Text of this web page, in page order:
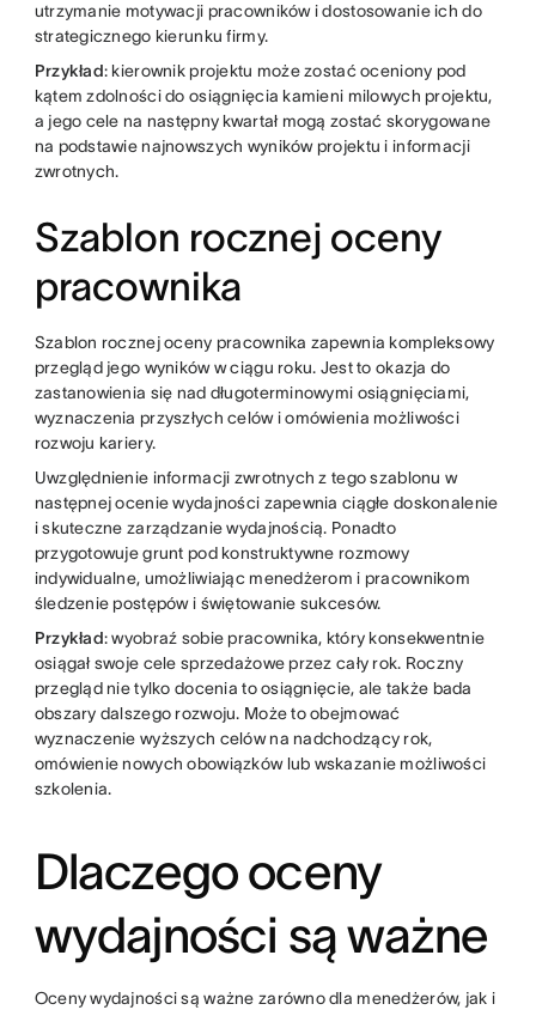
utrzymanie motywacji pracowników i dostosowanie ich do
strategicznego kierunku firmy.
Przykład: kierownik projektu może zostać oceniony pod
kątem zdolności do osiągnięcia kamieni milowych projektu,
a jego cele na następny kwartał mogą zostać skorygowane
na podstawie najnowszych wyników projektu i informacji
zwrotnych.
Szablon rocznej oceny
pracownika
Szablon rocznej oceny pracownika zapewnia kompleksowy
przegląd jego wyników w ciągu roku. Jest to okazja do
zastanowienia się nad długoterminowymi osiągnięciami,
wyznaczenia przyszłych celów i omówienia możliwości
rozwoju kariery.
Uwzględnienie informacji zwrotnych z tego szablonu w
następnej ocenie wydajności zapewnia ciągłe doskonalenie
i skuteczne zarządzanie wydajnością. Ponadto
przygotowuje grunt pod konstruktywne rozmowy
indywidualne, umożliwiając menedżerom i pracownikom
śledzenie postępów i świętowanie sukcesów.
Przykład: wyobraź sobie pracownika, który konsekwentnie
osiągał swoje cele sprzedażowe przez cały rok. Roczny
przegląd nie tylko docenia to osiągnięcie, ale także bada
obszary dalszego rozwoju. Może to obejmować
wyznaczenie wyższych celów na nadchodzący rok,
omówienie nowych obowiązków lub wskazanie możliwości
szkolenia.
Dlaczego oceny
wydajności są ważne
Oceny wydajności są ważne zarówno dla menedżerów, jak i